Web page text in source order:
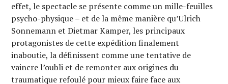
effet, le spectacle se présente comme un mille-feuilles
psycho-physique – et de la même manière qu’Ulrich
Sonnemann et Dietmar Kamper, les principaux
protagonistes de cette expédition finalement
inaboutie, la définissent comme une tentative de
vaincre l’oubli et de remonter aux origines du
traumatique refoulé pour mieux faire face aux